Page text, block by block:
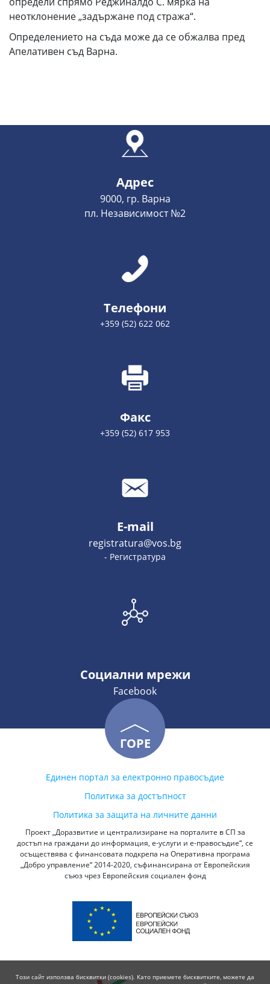
неотклонение „задържане под стража“.
Определението на съда може да се обжалва пред
Апелативен съд Варна.
Адрес
9000, гр. Варна
пл. Независимост №2
Телефони
+359 (52) 622 062
Факс
+359 (52) 617 953
E-mail
registratura@vos.bg
- Регистратура
Социални мрежи
Facebook
ГОРЕ
Единен портал за електронно правосъдие
Политика за достъпност
Политика за защита на личните данни
Проект „Доразвитие и централизиране на порталите в СП за
достъп на граждани до информация, е-услуги и е-правосъдие“, се
осъществява с финансовата подкрепа на Оперативна програма
„Добро управление“ 2014-2020, съфинансирана от Европейския
съюз чрез Европейския социален фонд
Този сайт използва бисквитки (cookies). Като приемете бисквитките, можете да